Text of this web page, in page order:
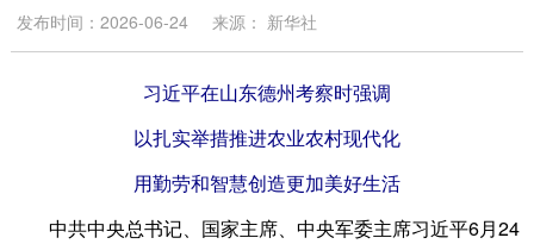
发布时间：2026-06-24 来源： 新华社
习近平在山东德州考察时强调
以扎实举措推进农业农村现代化
用勤劳和智慧创造更加美好生活
中共中央总书记、国家主席、中央军委主席习近平6月24